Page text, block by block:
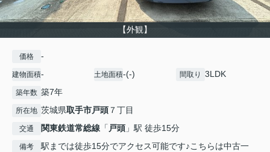
【外観】
価格 -
建物面積- 土地面積-(-) 間取り 3LDK
築年数 築7年
所在地 茨城県取手市戸頭 ７丁目
交通 関東鉄道常総線 「 戸頭 」駅 徒歩15分
備考
駅までは徒歩15分でアクセス可能です♪こちらは中古一